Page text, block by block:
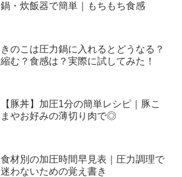
鍋・炊飯器で簡単｜もちもち食感
きのこは圧力鍋に入れるとどうなる？
縮む？食感は？実際に試してみた！
【豚丼】加圧1分の簡単レシピ｜豚こ
まやお好みの薄切り肉で◎
食材別の加圧時間早見表｜圧力調理で
迷わないための覚え書き